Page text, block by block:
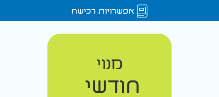
אפשרויות רכישה
מנוי
חודשי